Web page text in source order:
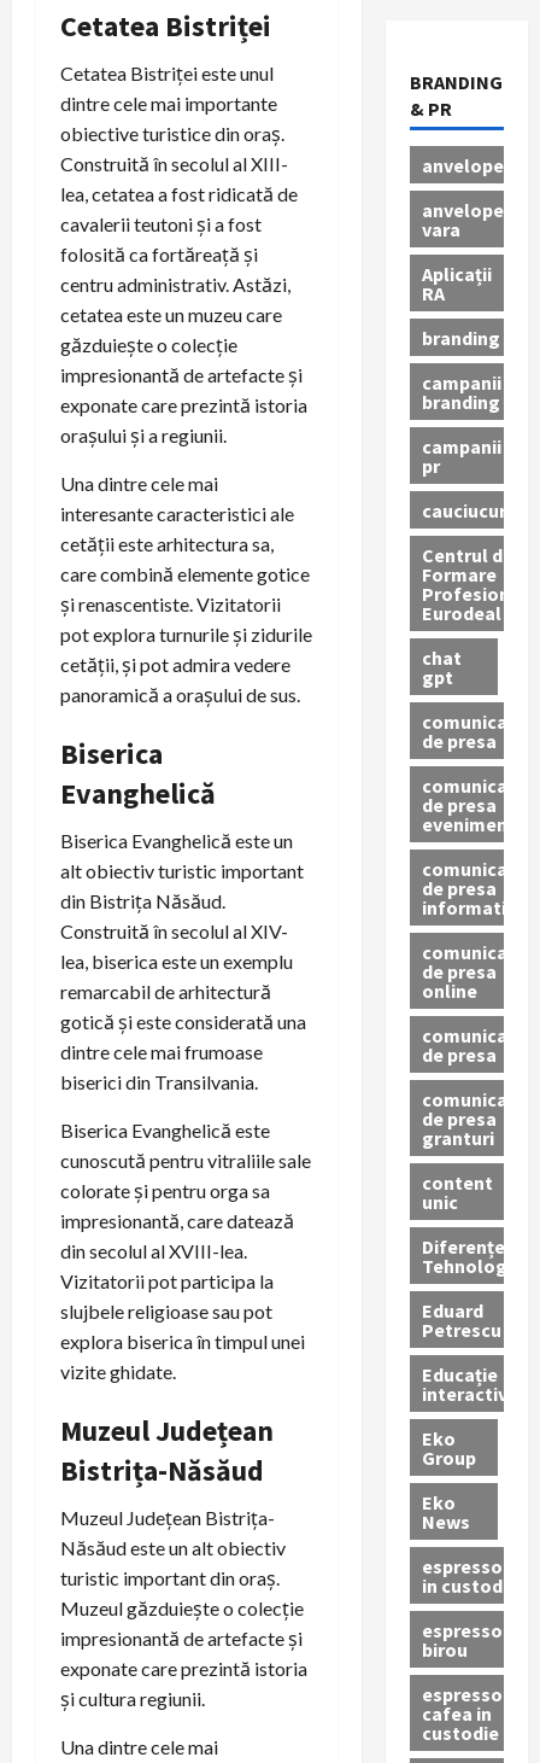
Cetatea Bistriței
Cetatea Bistriței este unul
dintre cele mai importante
obiective turistice din oraș.
Construită în secolul al XIII-
lea, cetatea a fost ridicată de
cavalerii teutoni și a fost
folosită ca fortăreață și
centru administrativ. Astăzi,
cetatea este un muzeu care
găzduiește o colecție
impresionantă de artefacte și
exponate care prezintă istoria
orașului și a regiunii.
Una dintre cele mai
interesante caracteristici ale
cetății este arhitectura sa,
care combină elemente gotice
și renascentiste. Vizitatorii
pot explora turnurile și zidurile
cetății, și pot admira vedere
panoramică a orașului de sus.
Biserica
Evanghelică
Biserica Evanghelică este un
alt obiectiv turistic important
din Bistrița Năsăud.
Construită în secolul al XIV-
lea, biserica este un exemplu
remarcabil de arhitectură
gotică și este considerată una
dintre cele mai frumoase
biserici din Transilvania.
Biserica Evanghelică este
cunoscută pentru vitraliile sale
colorate și pentru orga sa
impresionantă, care datează
din secolul al XVIII-lea.
Vizitatorii pot participa la
slujbele religioase sau pot
explora biserica în timpul unei
vizite ghidate.
Muzeul Județean
Bistrița-Năsăud
Muzeul Județean Bistrița-
Năsăud este un alt obiectiv
turistic important din oraș.
Muzeul găzduiește o colecție
impresionantă de artefacte și
exponate care prezintă istoria
și cultura regiunii.
Una dintre cele mai
BRANDING
& PR
anvelope
anvelope
vara
Aplicații
RA
branding
campanii
branding
campanii
pr
cauciucuri
Centrul de
Formare
Profesionala
Eurodeal
chat
gpt
comunicat
de presa
comunicat
de presa
eveniment
comunicat
de presa
informativ
comunicat
de presa
online
comunicate
de presa
comunicate
de presa
granturi
content
unic
Diferențe
Tehnologice
Eduard
Petrescu
Educație
interactivă
Eko
Group
Eko
News
espressoare
in custodie
espressor
birou
espressor
cafea in
custodie